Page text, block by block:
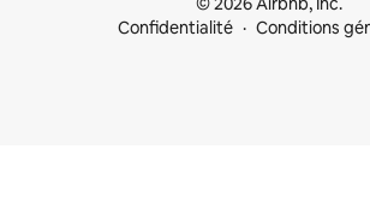
Confidentialité
Conditions